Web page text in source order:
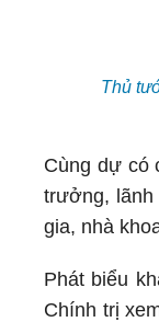
Thủ
Cùng dự có
trưởng, lãnh
gia, nhà
Phát biểu
Chính trị